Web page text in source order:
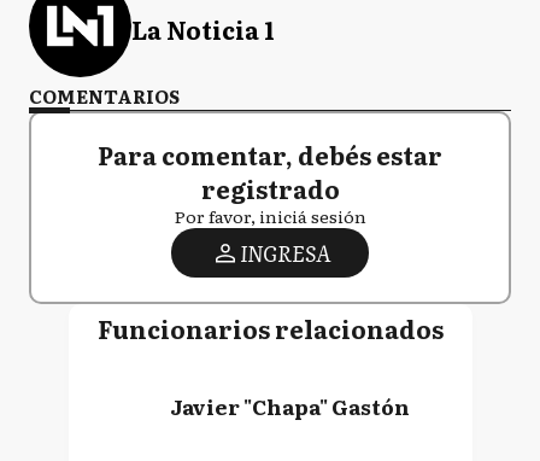
La Noticia 1
COMENTARIOS
Para comentar, debés estar
registrado
Por favor, iniciá sesión
INGRESA
Funcionarios relacionados
Javier "Chapa" Gastón